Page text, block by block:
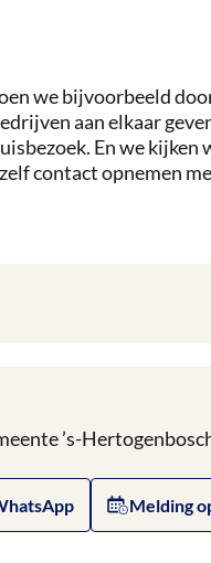
we bijvoorbeeld
aan elkaar
En we kijken
contact opnemen
’s-
Melding